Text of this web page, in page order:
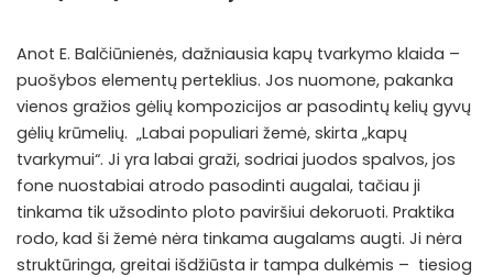
Anot E. Balčiūnienės, dažniausia kapų tvarkymo klaida –
puošybos elementų perteklius. Jos nuomone, pakanka
vienos gražios gėlių kompozicijos ar pasodintų kelių gyvų
gėlių krūmelių. „Labai populiari žemė, skirta „kapų
tvarkymui“. Ji yra labai graži, sodriai juodos spalvos, jos
fone nuostabiai atrodo pasodinti augalai, tačiau ji
tinkama tik užsodinto ploto paviršiui dekoruoti. Praktika
rodo, kad ši žemė nėra tinkama augalams augti. Ji nėra
struktūringa, greitai išdžiūsta ir tampa dulkėmis – tiesiog